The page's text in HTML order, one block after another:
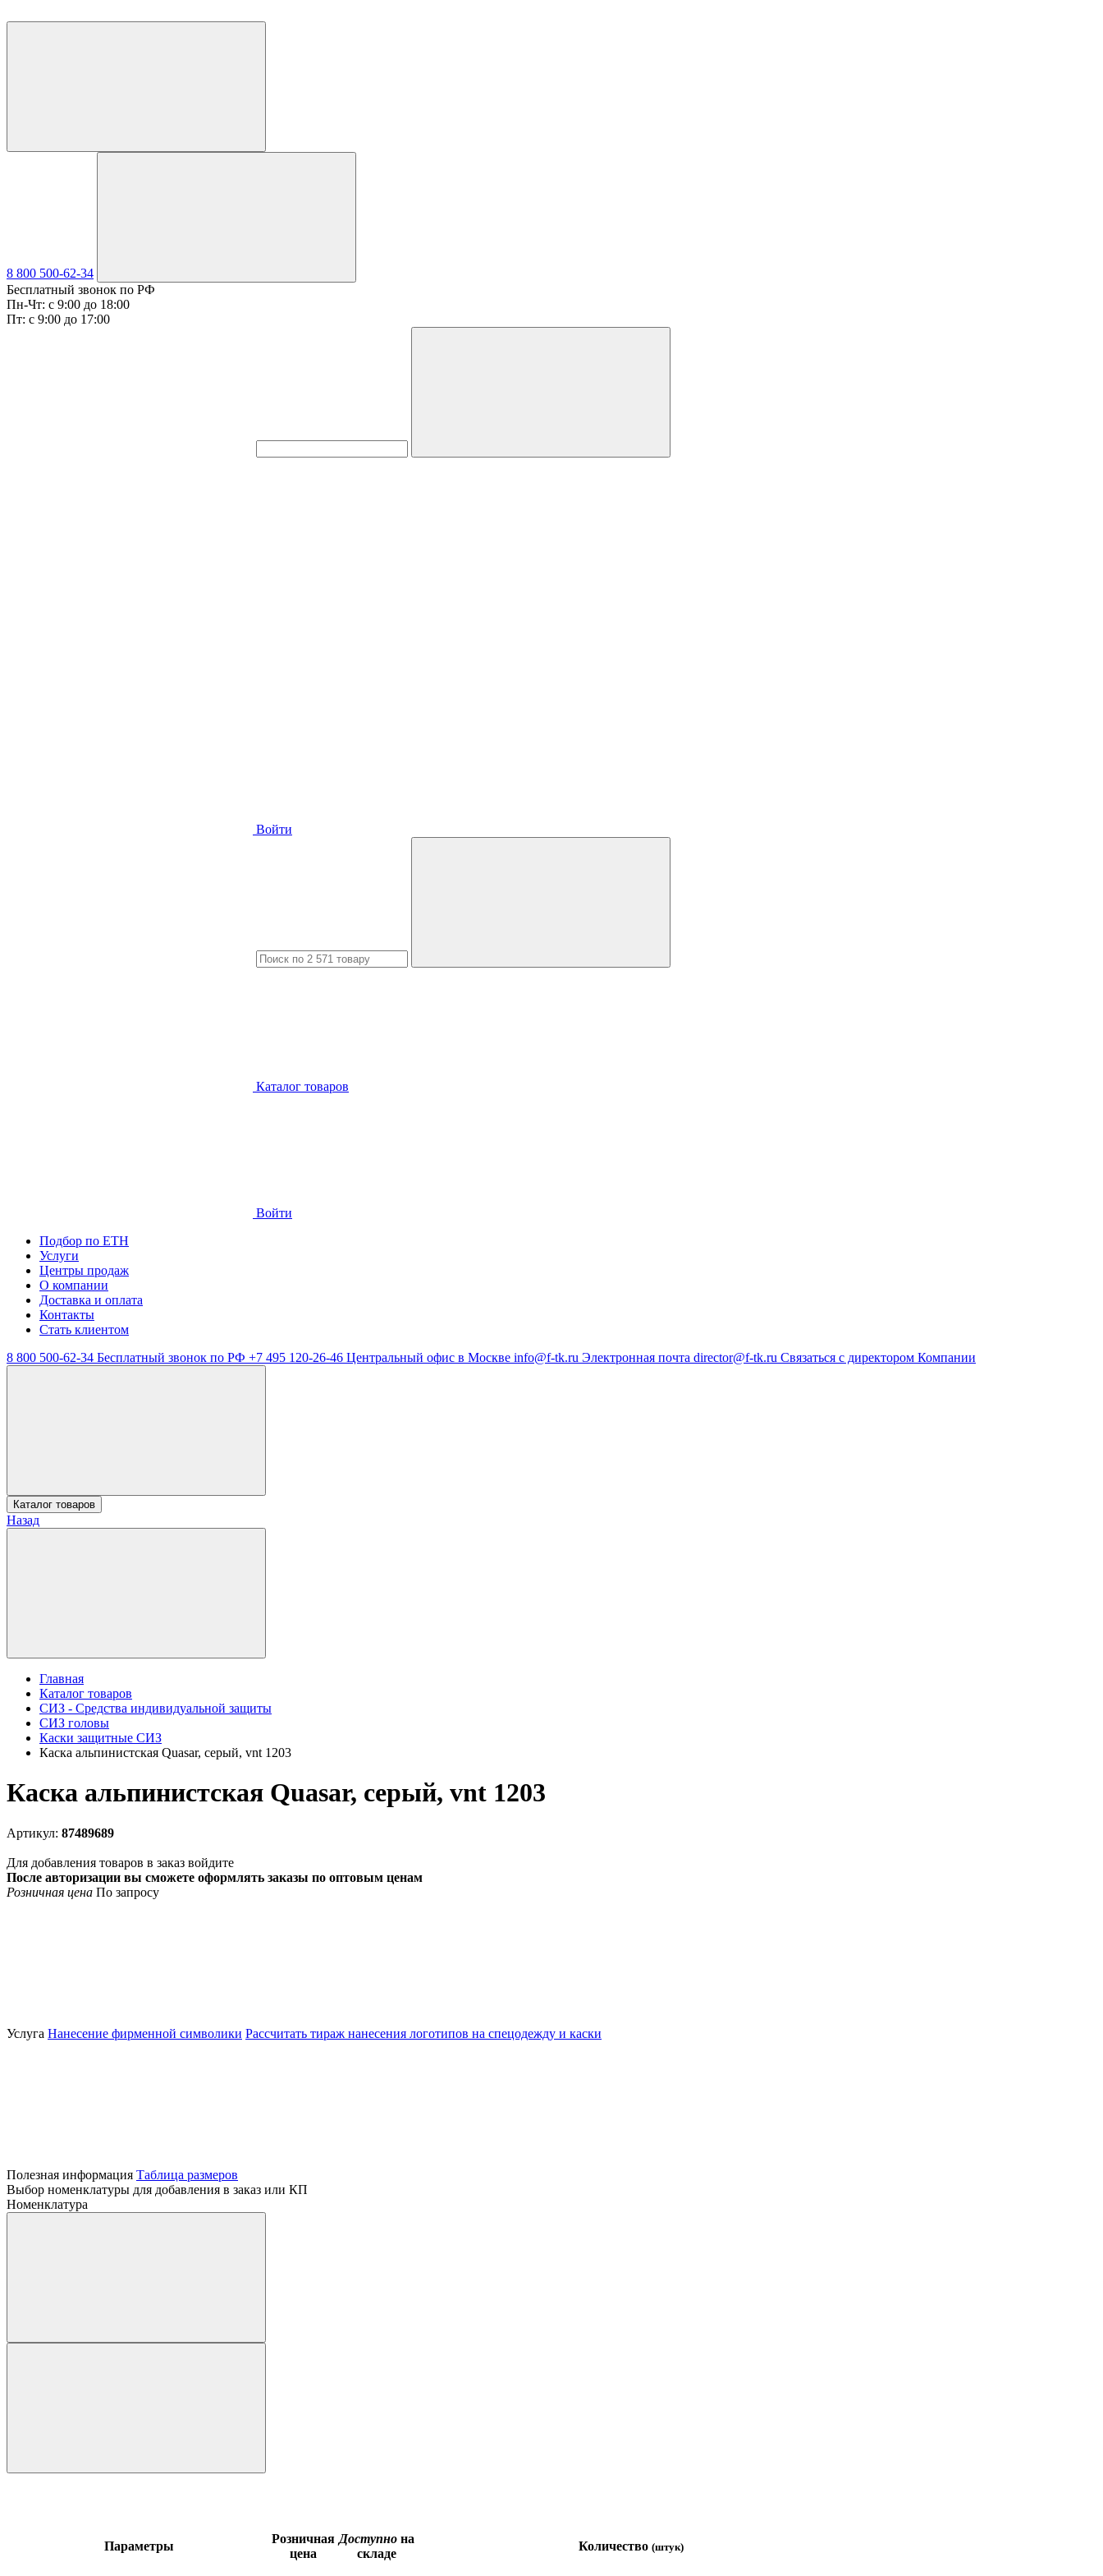
8 800 500-62-34
Бесплатный звонок по РФ
Пн-Чт: с 9:00 до 18:00
Пт: с 9:00 до 17:00
Войти
Каталог товаров
Войти
Подбор по ЕТН
Услуги
Центры продаж
О компании
Доставка и оплата
Контакты
Стать клиентом
8 800 500-62-34 Бесплатный звонок по РФ +7 495 120-26-46 Центральный офис в Москве info@f-tk.ru Электронная почта director@f-tk.ru Связаться с директором Компании
Каталог товаров
Назад
Главная
Каталог товаров
СИЗ - Средства индивидуальной защиты
СИЗ головы
Каски защитные СИЗ
Каска альпинистская Quasar, серый, vnt 1203
Каска альпинистская Quasar, серый, vnt 1203
Артикул: 87489689
Для добавления товаров в заказ войдите
После авторизации вы сможете оформлять заказы по оптовым ценам
Розничная цена По запросу
Услуга Нанесение фирменной символики Рассчитать тираж нанесения логотипов на спецодежду и каски
Полезная информация Таблица размеров
Выбор номенклатуры для добавления в заказ или КП
Номенклатура
Параметры
Розничная
цена
Доступно на
складе
Количество (штук)